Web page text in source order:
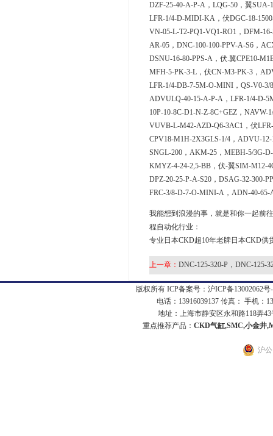
DZF-25-40-A-P-A，LQG-50，翼SUA-
LFR-1/4-D-MIDI-KA，伏DGC-18-
VN-05-L-T2-PQ1-VQ1-RO1，DFM-
AR-05，DNC-100-100-PPV-A-S6，
DSNU-16-80-PPS-A，伏.翼CPE10-
MFH-5-PK-3-L，伏CN-M3-PK-3，
LFR-1/4-DB-7-5M-O-MINI，QS-V0-3/
ADVULQ-40-15-A-P-A，LFR-1/4-D-
10P-10-8C-D1-N-Z-8C+GEZ，NAVW-
VUVB-L-M42-AZD-Q6-3AC1，伏
CPV18-M1H-2X3GLS-1/4，ADVU-
SNGL-200，AKM-25，MEBH-5/3G-
KMYZ-4-24-2,5-BB，伏-翼SIM-M12-
DPZ-20-25-P-A-S20，DSAG-32-300-
FRC-3/8-D-7-O-MINI-A，ADN-40-
我能想到浪漫的事，就是和你一起前
程自动化行业：
专业日本CKD超10年老牌日本CKD供
上一章： DNC-125-320-P，DNC-125-
版权所有 ICP备案号： 沪ICP备13002062号
电话：13916039137 传真： 手机：
地址：上海市静安区永和路118弄43
重点推荐产品： CKD气缸,SMC,小金井
沪公